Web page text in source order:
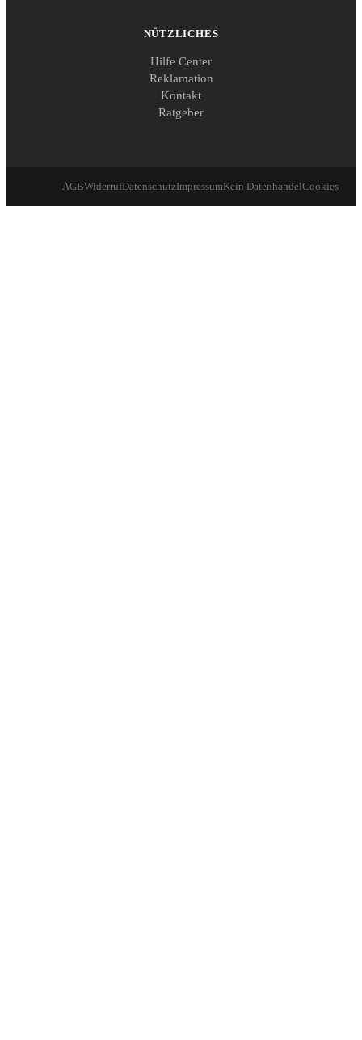
NÜTZLICHES
Hilfe Center
Reklamation
Kontakt
Ratgeber
AGBWiderrufDatenschutzImpressumKein DatenhandelCookies